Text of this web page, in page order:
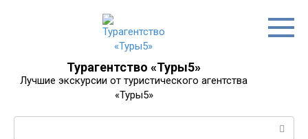
Турагентство «Туры5»
Лучшие экскурсии от туристического агентства
«Туры5»